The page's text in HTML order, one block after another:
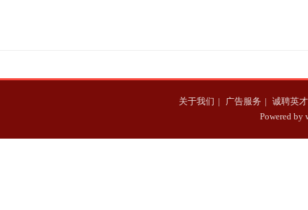
关于我们 | 广告服务 | 诚聘英才
Powered by